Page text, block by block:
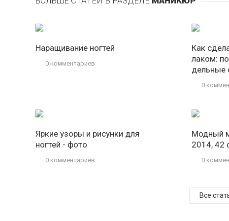
Наращивание ногтей
0 комментариев
Как
лаком:
дельные
0
Яркие узоры и рисунки для
ногтей - фото
0 комментариев
Модный
2014, 42
0
Все